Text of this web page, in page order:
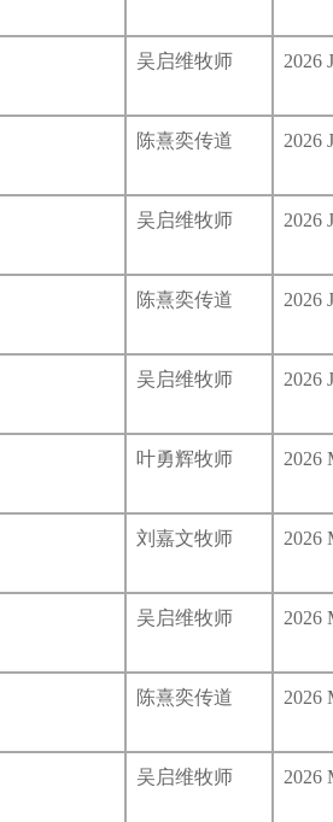
吴启维牧师 2026
陈熹奕传道 2026
吴启维牧师 2026
陈熹奕传道 2026
吴启维牧师 2026
叶勇辉牧师 2026
刘嘉文牧师 2026
吴启维牧师 2026
陈熹奕传道 2026
吴启维牧师 2026